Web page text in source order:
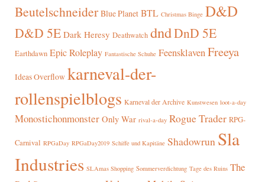
Beutelschneider Blue Planet BTL Christmas Binge D&D
D&D 5E Dark Heresy Deathwatch dndDnD 5E
Earthdawn Epic Roleplay Fantastische Schuhe FeensklavenFreeya
Ideas Overflow karneval-der-
rollenspielblogs Karneval der Archive Kunstwesen loot-a-day
Monostichonmonster Only War rival-a-day Rogue Trader RPG-
Carnival RPGaDay RPGaDay2019 Schiffe und Kapitäne Shadowrun Sla
Industries SLAmas Shopping Sommerverdichtung Tage des Ruins The